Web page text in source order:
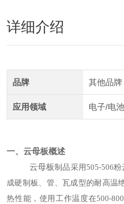
详细介绍
品牌 其他品牌
应用领域 电子/电池
一、云母板概述
云母板制品采用505-506
成硬制板、管、瓦成型的耐高温
热性能，使用工作温度在500-